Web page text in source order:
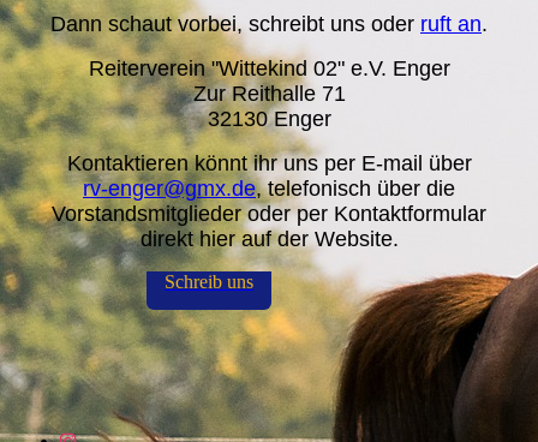
Dann schaut vorbei, schreibt uns oder ruft an.
Reiterverein "Wittekind 02" e.V. Enger
Zur Reithalle 71
32130 Enger
Kontaktieren könnt ihr uns per E-mail über
rv-enger@gmx.de, telefonisch über die
Vorstandsmitglieder oder per Kontaktformular
direkt hier auf der Website.
Schreib uns